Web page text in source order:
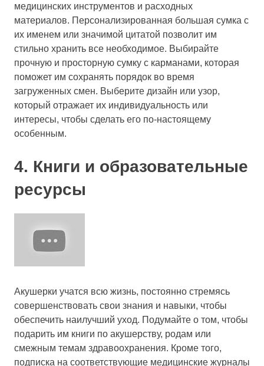
медицинских инструментов и расходных
материалов. Персонализированная большая сумка с
их именем или значимой цитатой позволит им
стильно хранить все необходимое. Выбирайте
прочную и просторную сумку с карманами, которая
поможет им сохранять порядок во время
загруженных смен. Выберите дизайн или узор,
который отражает их индивидуальность или
интересы, чтобы сделать его по-настоящему
особенным.
4. Книги и образовательные
ресурсы
Акушерки учатся всю жизнь, постоянно стремясь
совершенствовать свои знания и навыки, чтобы
обеспечить наилучший уход. Подумайте о том, чтобы
подарить им книги по акушерству, родам или
смежным темам здравоохранения. Кроме того,
подписка на соответствующие медицинские журналы